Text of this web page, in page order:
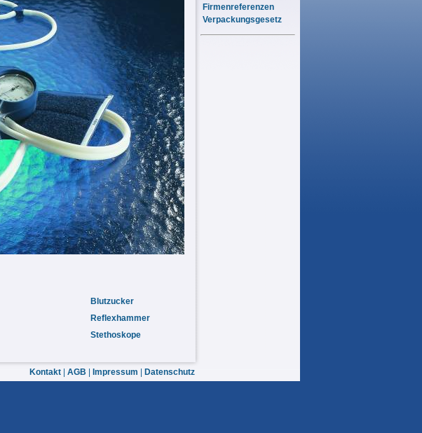
Blutzucker
Reflexhammer
Stethoskope
Firmenreferenzen
Verpackungsgesetz
Kontakt| AGB Impressum Datenschutz